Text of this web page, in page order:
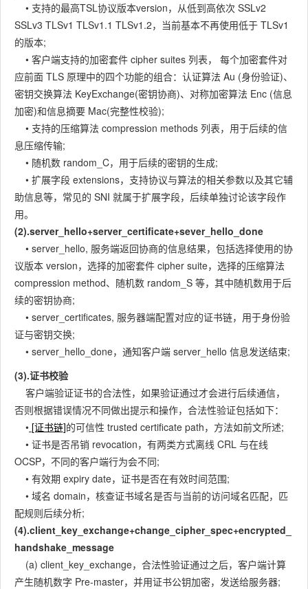
• 支持的最高TSL协议版本version，从低到高依次 SSLv2
SSLv3 TLSv1 TLSv1.1 TLSv1.2，当前基本不再使用低于 TLSv1
的版本;
• 客户端支持的加密套件 cipher suites 列表， 每个加密套件对
应前面 TLS 原理中的四个功能的组合：认证算法 Au (身份验证)、
密钥交换算法 KeyExchange(密钥协商)、对称加密算法 Enc (信息
加密)和信息摘要 Mac(完整性校验);
• 支持的压缩算法 compression methods 列表，用于后续的信
息压缩传输;
• 随机数 random_C，用于后续的密钥的生成;
• 扩展字段 extensions，支持协议与算法的相关参数以及其它辅
助信息等，常见的 SNI 就属于扩展字段，后续单独讨论该字段作
用。
(2).server_hello+server_certificate+sever_hello_done
• server_hello, 服务端返回协商的信息结果，包括选择使用的协
议版本 version，选择的加密套件 cipher suite，选择的压缩算法
compression method、随机数 random_S 等，其中随机数用于后
续的密钥协商;
• server_certificates, 服务器端配置对应的证书链，用于身份验
证与密钥交换;
• server_hello_done，通知客户端 server_hello 信息发送结束;
(3).证书校验
客户端验证证书的合法性，如果验证通过才会进行后续通信，
否则根据错误情况不同做出提示和操作，合法性验证包括如下：
• [证书链]的可信性 trusted certificate path，方法如前文所述;
• 证书是否吊销 revocation，有两类方式离线 CRL 与在线
OCSP，不同的客户端行为会不同;
• 有效期 expiry date，证书是否在有效时间范围;
• 域名 domain，核查证书域名是否与当前的访问域名匹配，匹
配规则后续分析;
(4).client_key_exchange+change_cipher_spec+encrypted_
handshake_message
(a) client_key_exchange，合法性验证通过之后，客户端计算
产生随机数字 Pre-master，并用证书公钥加密，发送给服务器;